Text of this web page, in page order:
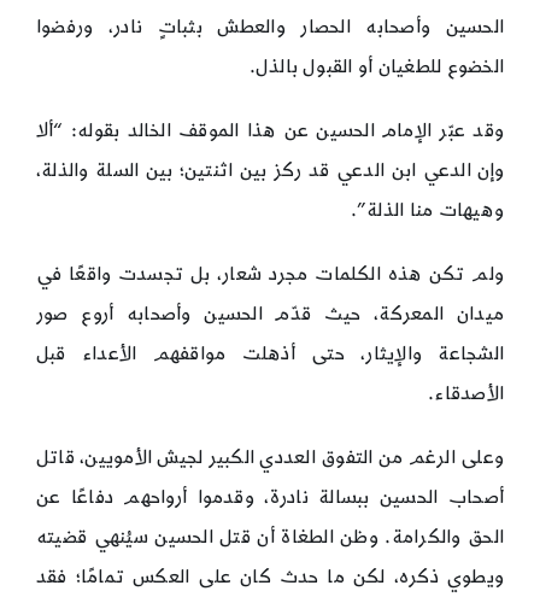
الحسين وأصحابه الحصار والعطش بثباتٍ نادر، ورفضوا
الخضوع للطغيان أو القبول بالذل.
وقد عبّر الإمام الحسين عن هذا الموقف الخالد بقوله: “ألا
وإن الدعي ابن الدعي قد ركز بين اثنتين؛ بين السلة والذلة،
وهيهات منا الذلة”.
ولم تكن هذه الكلمات مجرد شعار، بل تجسدت واقعًا في
ميدان المعركة، حيث قدّم الحسين وأصحابه أروع صور
الشجاعة والإيثار، حتى أذهلت مواقفهم الأعداء قبل
الأصدقاء.
وعلى الرغم من التفوق العددي الكبير لجيش الأمويين، قاتل
أصحاب الحسين ببسالة نادرة، وقدموا أرواحهم دفاعًا عن
الحق والكرامة. وظن الطغاة أن قتل الحسين سيُنهي قضيته
ويطوي ذكره، لكن ما حدث كان على العكس تمامًا؛ فقد